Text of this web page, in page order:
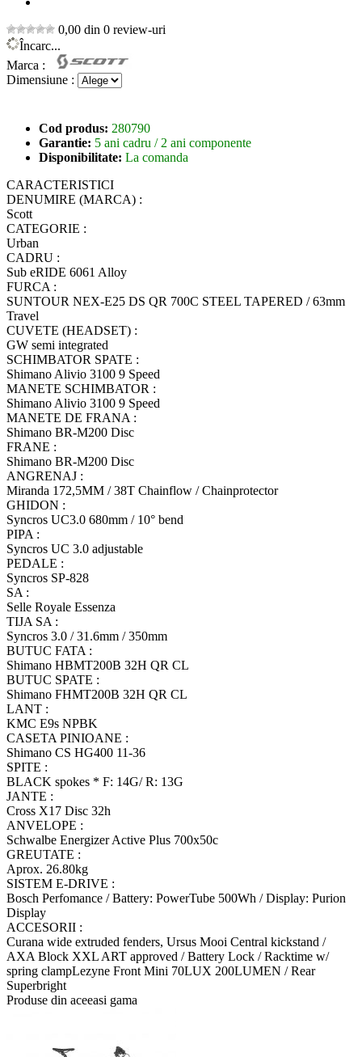
0,00 din 0 review-uri
Încarc...
Marca :
Dimensiune :
Cod produs: 280790
Garantie: 5 ani cadru / 2 ani componente
Disponibilitate: La comanda
CARACTERISTICI
DENUMIRE (MARCA) :
Scott
CATEGORIE :
Urban
CADRU :
Sub eRIDE 6061 Alloy
FURCA :
SUNTOUR NEX-E25 DS QR 700C STEEL TAPERED / 63mm
Travel
CUVETE (HEADSET) :
GW semi integrated
SCHIMBATOR SPATE :
Shimano Alivio 3100 9 Speed
MANETE SCHIMBATOR :
Shimano Alivio 3100 9 Speed
MANETE DE FRANA :
Shimano BR-M200 Disc
FRANE :
Shimano BR-M200 Disc
ANGRENAJ :
Miranda 172,5MM / 38T Chainflow / Chainprotector
GHIDON :
Syncros UC3.0 680mm / 10° bend
PIPA :
Syncros UC 3.0 adjustable
PEDALE :
Syncros SP-828
SA :
Selle Royale Essenza
TIJA SA :
Syncros 3.0 / 31.6mm / 350mm
BUTUC FATA :
Shimano HBMT200B 32H QR CL
BUTUC SPATE :
Shimano FHMT200B 32H QR CL
LANT :
KMC E9s NPBK
CASETA PINIOANE :
Shimano CS HG400 11-36
SPITE :
BLACK spokes * F: 14G/ R: 13G
JANTE :
Cross X17 Disc 32h
ANVELOPE :
Schwalbe Energizer Active Plus 700x50c
GREUTATE :
Aprox. 26.80kg
SISTEM E-DRIVE :
Bosch Perfomance / Battery: PowerTube 500Wh / Display: Purion
Display
ACCESORII :
Curana wide extruded fenders, Ursus Mooi Central kickstand /
AXA Block XXL ART approved / Battery Lock / Racktime w/
spring clampLezyne Front Mini 70LUX 200LUMEN / Rear
Superbright
Produse din aceeasi gama